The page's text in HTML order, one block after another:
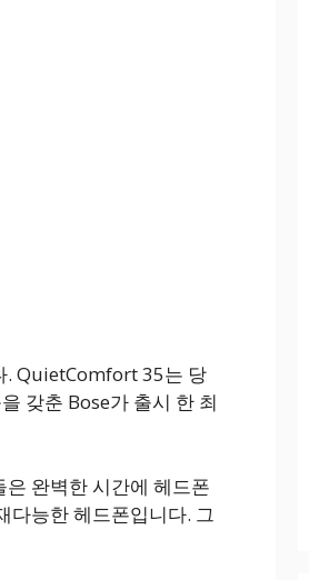
. QuietComfort 35는 당
갖춘 Bose가 출시 한 최
완벽한 시간에 헤드폰
다능한 헤드폰입니다. 그